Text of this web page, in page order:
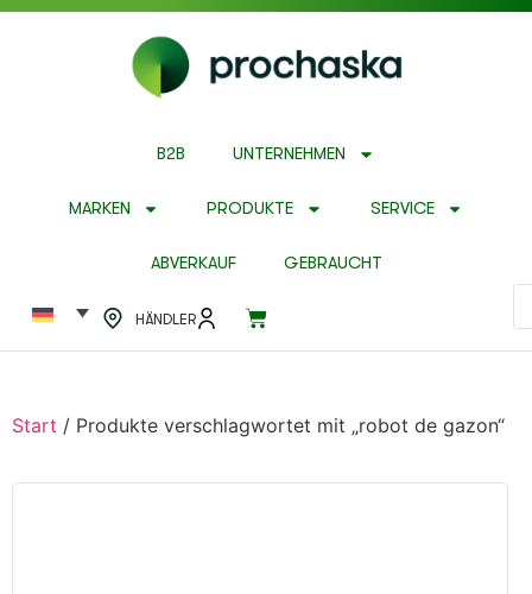
B2B UNTERNEHMEN
MARKEN PRODUKTE SERVICE
ABVERKAUF GEBRAUCHT
HÄNDLER
Start / Produkte verschlagwortet mit „robot de gazon“